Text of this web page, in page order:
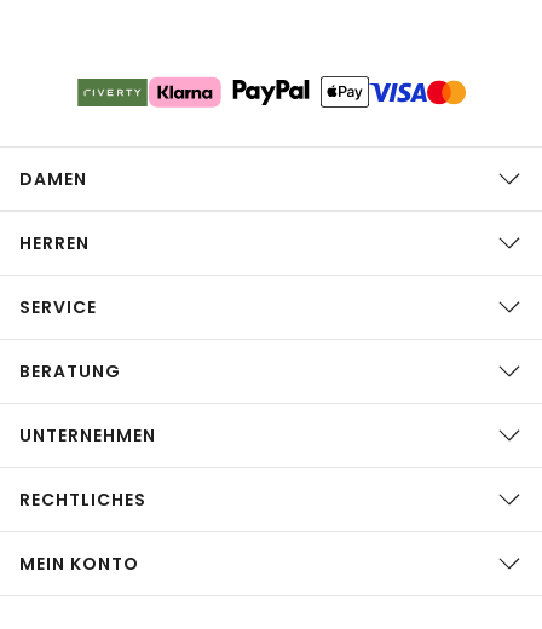
DAMEN
HERREN
SERVICE
BERATUNG
UNTERNEHMEN
RECHTLICHES
MEIN KONTO